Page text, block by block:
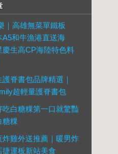
｜高雄無菜單鐵板
A5和牛漁港直送海
慶生高CP海陸特色料
脊書包品牌精選｜
超輕量護脊書包
吃白糖粿第一口就驚豔
糖粿
炸雞外送推薦｜暖男炸
捷運板新站美食